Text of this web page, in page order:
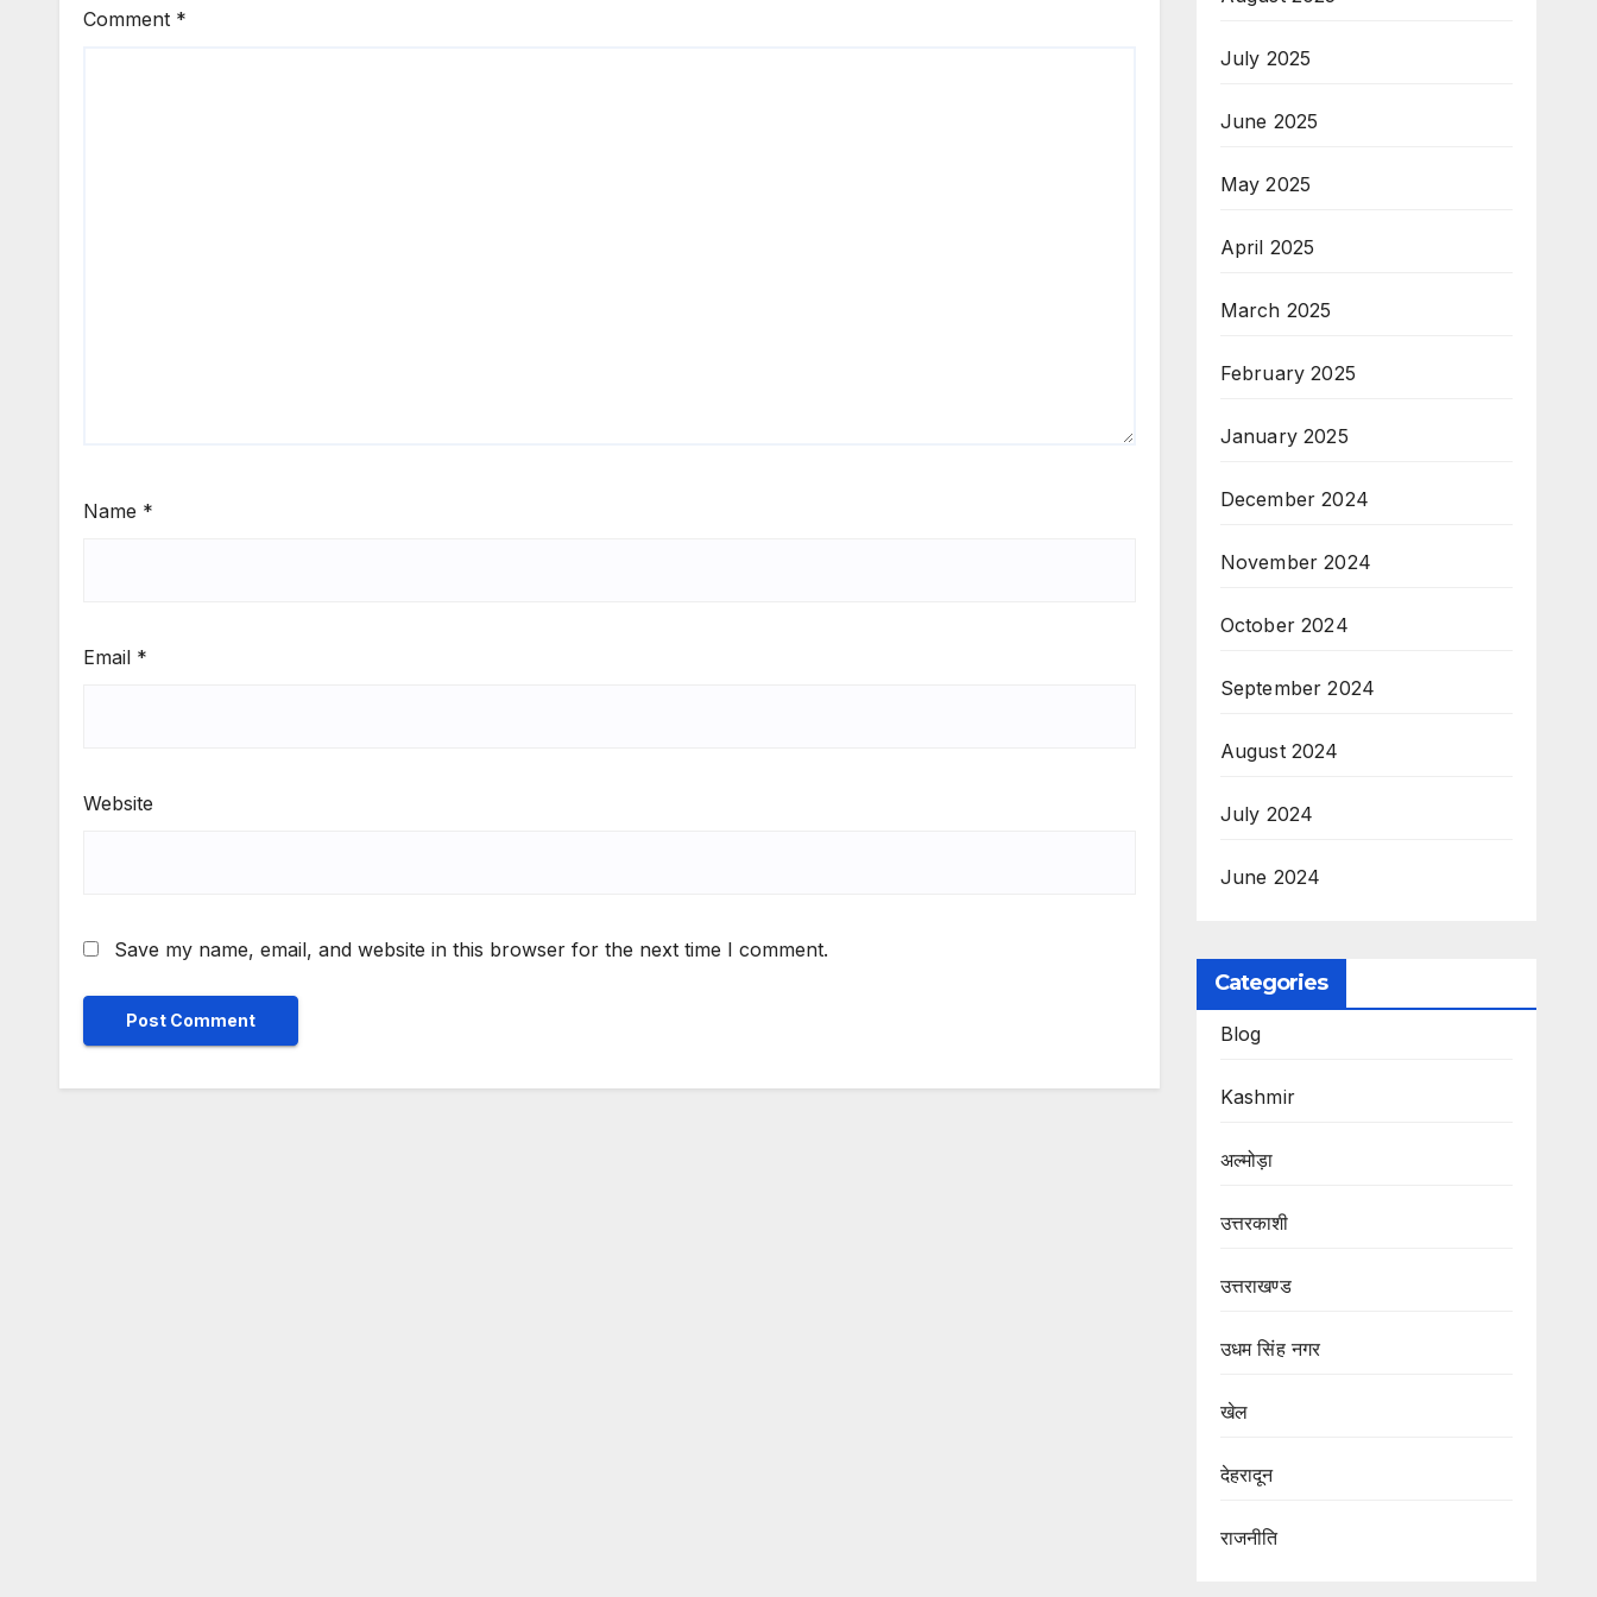
Comment *
Name *
Email *
Website
Save my name, email, and website in this browser for the next time I comment.
July 2025
June 2025
May 2025
April 2025
March 2025
February 2025
January 2025
December 2024
November 2024
October 2024
September 2024
August 2024
July 2024
June 2024
Categories
Blog
Kashmir
अल्मोड़ा
उत्तरकाशी
उत्तराखण्ड
उधम सिंह नगर
खेल
देहरादून
राजनीति